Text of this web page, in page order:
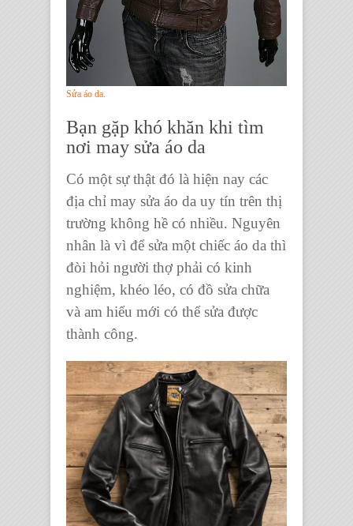
Sửa áo da.
Bạn gặp khó khăn khi tìm
nơi may sửa áo da
Có một sự thật đó là hiện nay các
địa chỉ may sửa áo da uy tín trên thị
trường không hề có nhiều. Nguyên
nhân là vì để sửa một chiếc áo da thì
đòi hỏi người thợ phải có kinh
nghiệm, khéo léo, có đồ sửa chữa
và am hiểu mới có thể sửa được
thành công.